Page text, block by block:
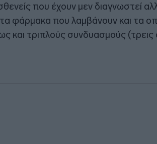
που έχουν μεν διαγνωστεί
φάρμακα που λαμβάνουν και τα
και τριπλούς συνδυασμούς (τρεις